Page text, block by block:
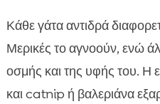
Κάθε γάτα αντιδρά
Μερικές το αγνοούν, ενώ
οσμής και της υφής του. Η
και catnip ή βαλεριάνα